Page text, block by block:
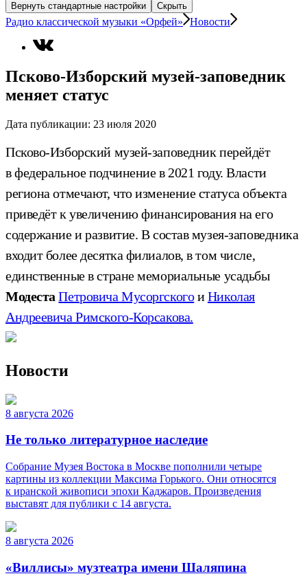
Вернуть стандартные настройки
Скрыть
Радио классической музыки «Орфей» Новости
Псково-Изборский музей-заповедник
меняет статус
Дата публикации: 23 июля 2020
Псково-Изборский музей-заповедник перейдёт
в федеральное подчинение в 2021 году. Власти
региона отмечают, что изменение статуса объекта
приведёт к увеличению финансирования на его
содержание и развитие. В состав музея-заповедника
входит более десятка филиалов, в том числе,
единственные в стране мемориальные усадьбы
МодестаПетровича МусоргскогоиНиколая
Андреевича Римского-Корсакова.
Новости
8 августа 2026
Не только литературное наследие
Собрание Музея Востока в Москве пополнили четыре
картины из коллекции Максима Горького. Они относятся
к иранской живописи эпохи Каджаров. Произведения
выставят для публики с 14 августа.
8 августа 2026
«Виллисы» музтеатра имени Шаляпина